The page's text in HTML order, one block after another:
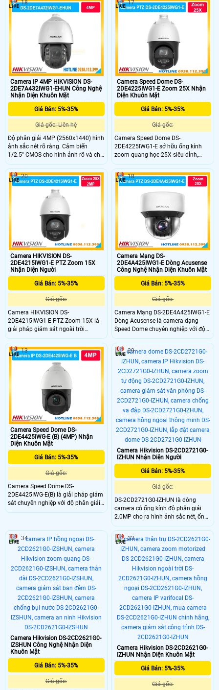
Camera IP 4MP HIKVISION DS-
2DE7A432IWG1-EHUN Công Nghệ
Nhận Diện Khuôn Mặt
Giá Bán: 5%-35%
Giá gốc: Liên hệ
Độ phân giải 4MP (2560x1440) hình
ảnh sắc nét rõ ràng. Cảm biến
1/2.5" CMOS cho hình ảnh rõ và chi
tiết tốt. Zoom quang 32X quan sát
xa rõ nét trong mọi điều kiện. Hồng
ngoại 200m hỗ trợ giám sát ban
đêm hiệu quả cao.
18
Camera Speed Dome DS-
2DE4225IWG1-E Zoom 25X Nhận
Diện Khuôn Mặt
Giá Bán: 5%-35%
Giá gốc:
Camera Speed Dome DS-
2DE4225IWG1-E sở hữu ống kính
zoom quang học 25X siêu đỉnh,
giúp bạn phóng to mọi chi tiết ở
khoảng cách xa một cách rõ nét.
Thiết bị giám sát phân khúc cao cấp
này mang lại khả năng quan sát
không góc chết, bảo vệ toàn diện
cho các công trình lớn, bãi xe hay
nhà xưởng của bạn.
17
Camera HIKVISION DS-
2DE4215IWG1-E PTZ Zoom 15X
Nhận Diện Người
Giá Bán: 5%-35%
Giá gốc:
Camera HIKVISION DS-
2DE4215IWG1-E PTZ Zoom 15X là
giải pháp giám sát ngoài trời
chuyên nghiệp với độ phân giải 2MP
sắc nétcunfg với khả năng zoom
quang học 16X, hồng ngoại 100m
và công nghệ DarkFighter cho hình
ảnh rõ trong điều kiện thiếu sáng.
Với khả năng chống nước IP67
camera chống nước cức tốt
20
Camera Mạng DS-
2DE4A425IWG1-E Dòng Acusense
Công Nghệ Nhận Diện Khuôn Mặt
Giá Bán: 5%-35%
Giá gốc:
Camera Mạng DS-2DE4A425IWG1-E
Dòng Acusense là camera dạng
Speed Dome chuyên nghiệp với độ
phân giải 4MP, zoom quang học 25×
và hồng ngoại 50m. Thiết bị nổi bật
nhờ công nghệ DarkFighter, lấy nét
Self-learning, nhận diện người và
phương tiện, hỗ trợ chụp khuôn mặt
18
Camera Speed Dome DS-
2DE4425IWG-E (B) (4MP) Nhận
Diện Khuôn Mặt
Giá Bán: 5%-35%
Giá gốc:
Camera Speed Dome DS-
2DE4425IWG-E(B) là giải pháp giám
sát chuyên nghiệp với độ phân giải
4MP, zoom quang học 25× và hồng
DarkFighter, nhận diện người và
phương tiện, chụp khuôn mặt,
chuẩn IP67 cùng khả năng hoạt
động ổn định trong nhiều điều kiện
thời tiết.
13
Camera Hikvision DS-2CD2721G0-
IZHUN Nhận Diện Người
Giá Bán: 5%-35%
Giá gốc:
DS-2CD2721G0-IZHUN là dòng
camera có ống kính độ phân giải
2.0MP cho ra hình ảnh sắc nét, ống
kính có thể zoom tự động, chuẩn
nén hình ảnh H.265+, trang bị tính
năng thông minh, phát hiện khuôn
mặt, phát hiện người vào khu vực
cấm, phát hiện vượt rào ảo.
29
Camera Hikvision DS-2CD2621G0-
IZSHUN Công Nghệ Nhận Diện
Khuôn Mặt
Giá Bán: 5%-35%
Giá gốc:
34
Camera Hikvision DS-2CD2621G0-
IZHUN Nhận Diện Khuôn Mặt
Giá Bán: 5%-35%
Giá gốc:
33